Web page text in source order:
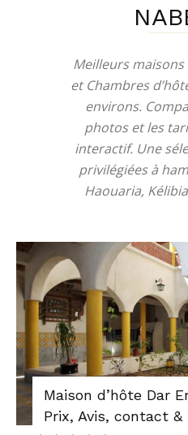
Meilleurs maisons
et Chambres
environs.
photos et les
interactif. Une
privilégiées à
Haouaria,
Maison d’hôte Dar
Prix, Avis, contact